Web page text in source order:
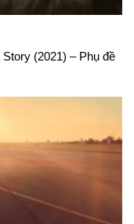
(2021) – Phụ đề